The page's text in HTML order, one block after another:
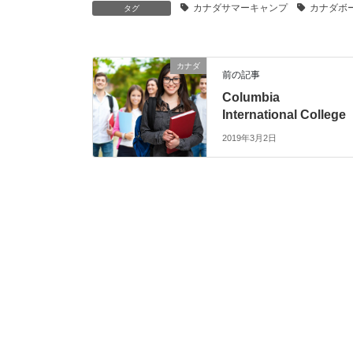
タグ カナダサマーキャンプ カナダボ
カナダ
前の記事
Columbia
International College
2019年3月2日